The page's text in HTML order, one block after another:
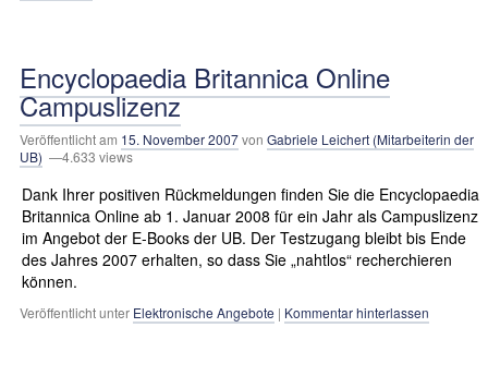
Encyclopaedia Britannica Online
Campuslizenz
Veröffentlicht am 15. November 2007von Gabriele Leichert (Mitarbeiterin der
UB) —4.633 views
Dank Ihrer positiven Rückmeldungen finden Sie die Encyclopaedia
Britannica Online ab 1. Januar 2008 für ein Jahr als Campuslizenz
im Angebot der E-Books der UB. Der Testzugang bleibt bis Ende
des Jahres 2007 erhalten, so dass Sie „nahtlos“ recherchieren
können.
Veröffentlicht unter Elektronische Angebote | Kommentar hinterlassen